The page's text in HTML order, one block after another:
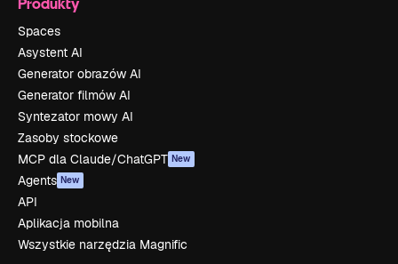
Spaces
Asystent AI
Generator obrazów AI
Generator filmów AI
Syntezator mowy AI
Zasoby stockowe
MCP dla Claude/ChatGPT New
Agents New
API
Aplikacja mobilna
Wszystkie narzędzia Magnific